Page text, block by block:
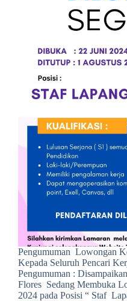
Pengumuman Lowongan
Kepada Seluruh Pencari
Pengumuman :
Flores Sedang Membuka
2024 pada Posisi “ Staf